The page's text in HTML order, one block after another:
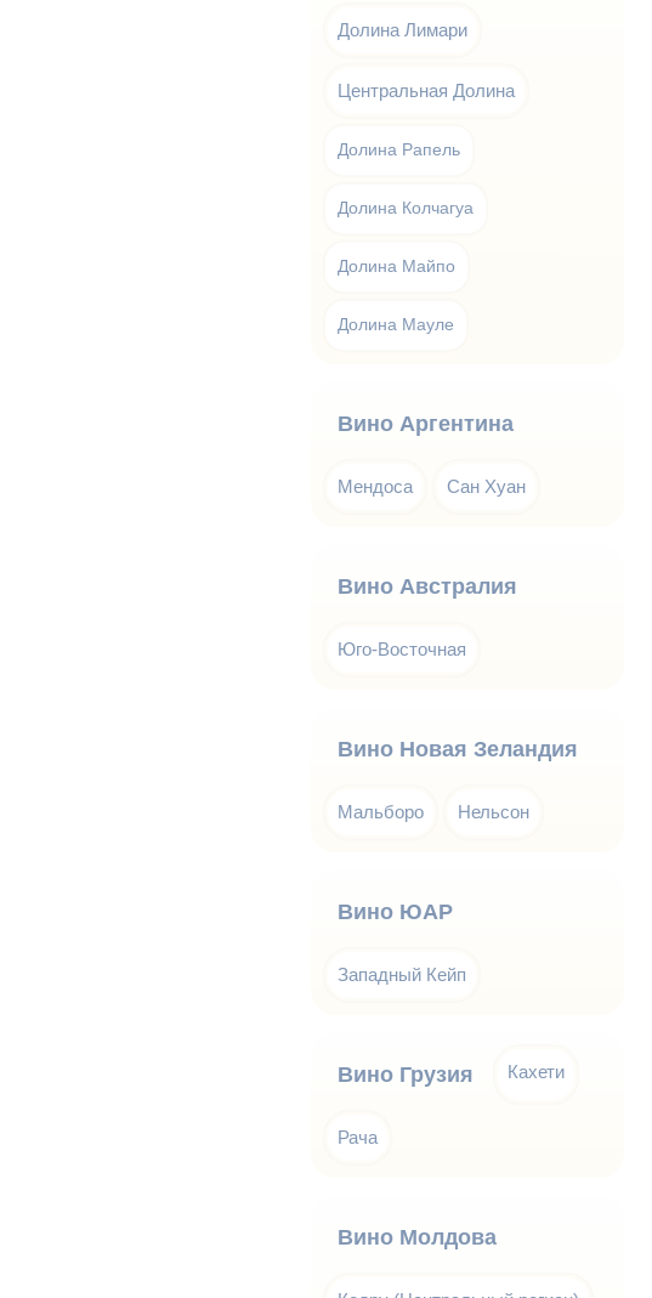
Долина Лимари
Центральная Долина
Долина Рапель
Долина Колчагуа
Долина Майпо
Долина Мауле
Вино Аргентина
Мендоса Сан Хуан
Вино Австралия
Юго-Восточная
Вино Новая Зеландия
Мальборо Нельсон
Вино ЮАР
Западный Кейп
Вино Грузия Кахети
Рача
Вино Молдова